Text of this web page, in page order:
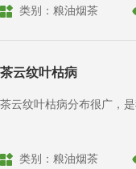
类别：粮油烟茶
茶云纹叶枯病
茶云纹叶枯病分布很广，
类别：粮油烟茶